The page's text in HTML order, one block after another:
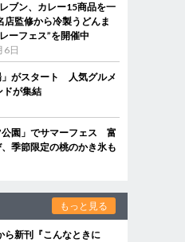
ブン、カレー15商品を一
監修から冷製うどんま
ーフェス”を開催中
6日
」がスタート 人気グルメ
ドが集結
公園」でサマーフェス 富
季節限定の桃のかき氷も
もっと見る
ら新刊『こんなときに